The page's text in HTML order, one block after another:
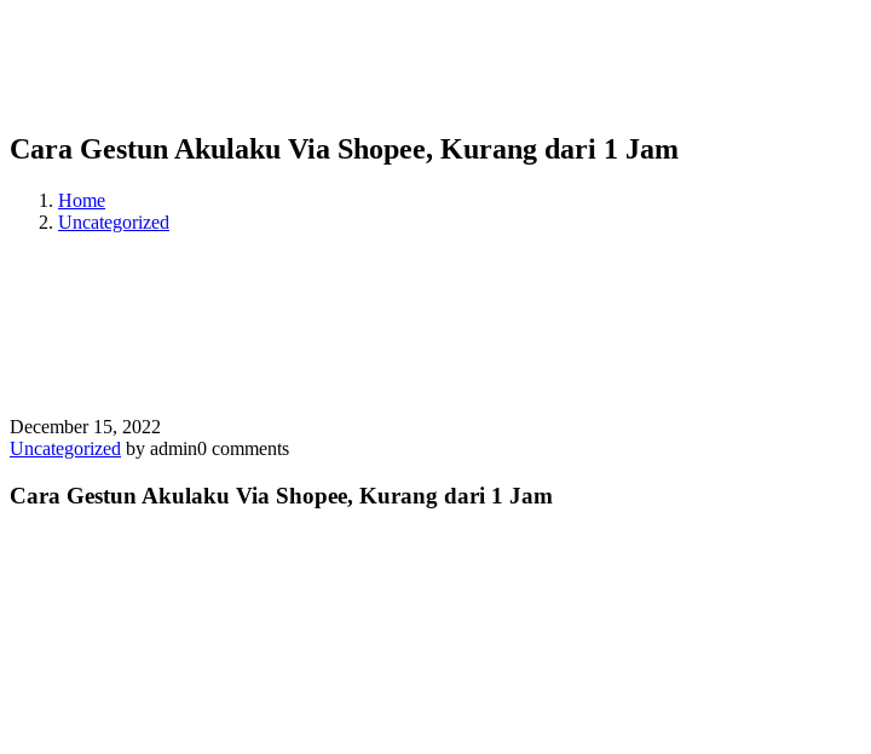
Cara Gestun Akulaku Via Shopee, Kurang dari 1 Jam
Home
Uncategorized
December 15, 2022
Uncategorized by admin0 comments
Cara Gestun Akulaku Via Shopee, Kurang dari 1 Jam